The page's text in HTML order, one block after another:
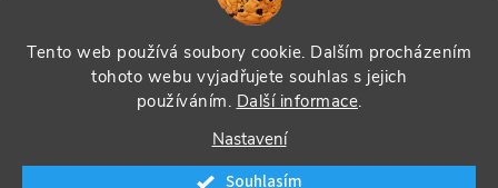
Tento web používá soubory cookie. Dalším procházením
tohoto webu vyjadřujete souhlas s jejich
používáním. Další informace.
Nastavení
Souhlasím
Copyright 2026 . Všechna práva vyhrazena.
nastavení cookies